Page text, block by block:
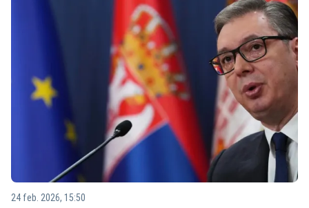
24 feb. 2026, 15:50